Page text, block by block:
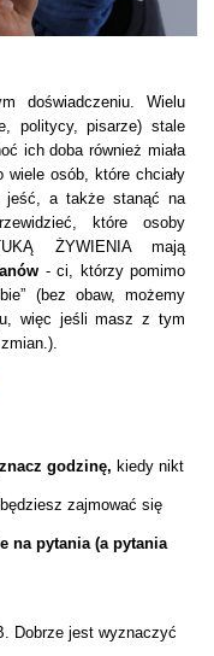
doświadczeniu. Wielu
politycy, pisarze) stale
ich doba również miała
wiele osób, które chciały
jeść, a także stanąć na
które osoby
ŻYWIENIA mają
- ci, którzy pomimo
(bez obaw, możemy
więc jeśli masz z tym
godzinę, kiedy nikt
zajmować się
na pytania (a pytania
Dobrze jest wyznaczyć